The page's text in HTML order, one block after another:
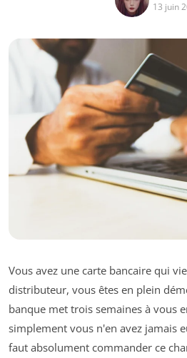
13 juin
Vous avez une carte bancaire qui
distributeur, vous êtes en plein
banque met trois semaines à vous
simplement vous n'en avez jamais
faut absolument commander ce